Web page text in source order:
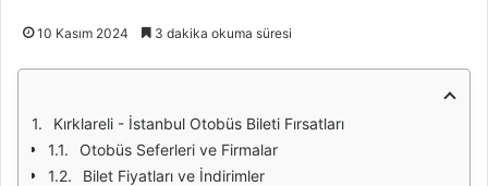
10 Kasım 2024 3 dakika okuma süresi
Kırklareli - İstanbul Otobüs Bileti Fırsatları
Otobüs Seferleri ve Firmalar
Bilet Fiyatları ve İndirimler